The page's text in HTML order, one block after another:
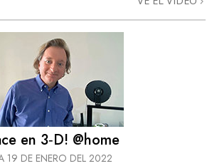
en 3‑D! @home
19 DE ENERO DEL 2022